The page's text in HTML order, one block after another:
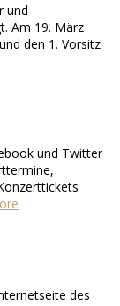
und
Am 19. März
den 1. Vorsitz
und Twitter
des